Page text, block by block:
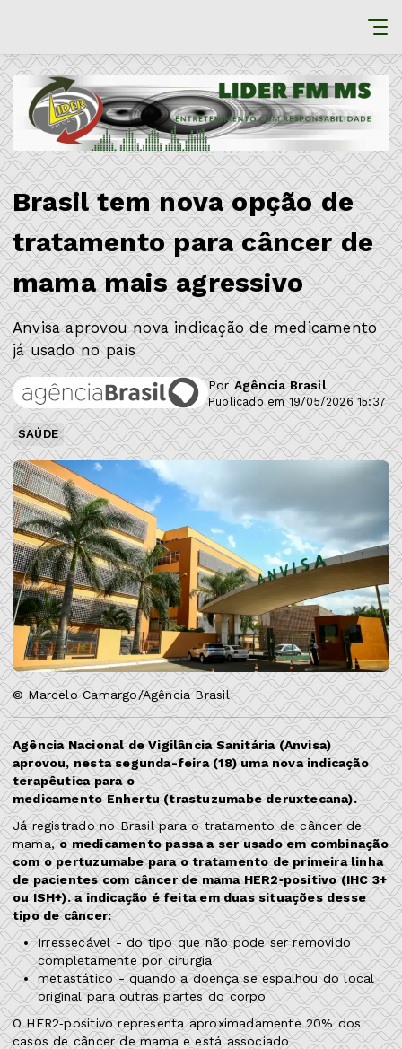
Brasil tem nova opção de
tratamento para câncer de
mama mais agressivo
Anvisa aprovou nova indicação de medicamento
já usado no país
PorAgência Brasil
Publicado em 19/05/2026 15:37
SAÚDE
© Marcelo Camargo/Agência Brasil
Agência Nacional de Vigilância Sanitária (Anvisa)
aprovou, nesta segunda-feira (18) uma nova indicação
terapêutica para o
medicamento Enhertu (trastuzumabe deruxtecana).
Já registrado no Brasil para o tratamento de câncer de
mama,o medicamento passa a ser usado em combinação
com o pertuzumabe para o tratamento de primeira linha
de pacientes com câncer de mama HER2‑positivo (IHC 3+
ou ISH+). a indicação é feita em duas situações desse
tipo de câncer:
Irressecável - do tipo que não pode ser removido
completamente por cirurgia
metastático - quando a doença se espalhou do local
original para outras partes do corpo
O HER2‑positivo representa aproximadamente 20% dos
casos de câncer de mama e está associado